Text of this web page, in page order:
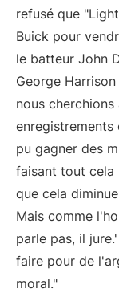
refusé que
Buick pour
le batteur John
George
nous
enregistrements
pu gagner des
faisant tout cela
que cela
Mais comme
parle pas, il
faire pour de
moral."